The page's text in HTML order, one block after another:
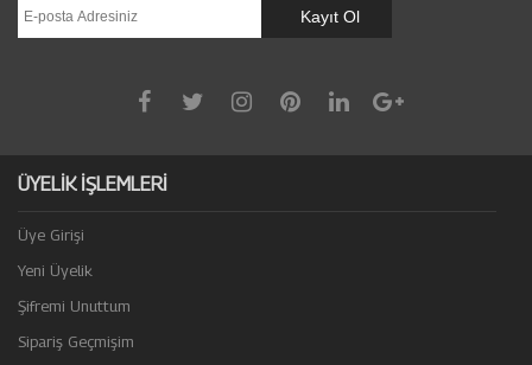
ÜYELİK İŞLEMLERİ
Üye Girişi
Yeni Üyelik
Şifremi Unuttum
Sipariş Geçmişim